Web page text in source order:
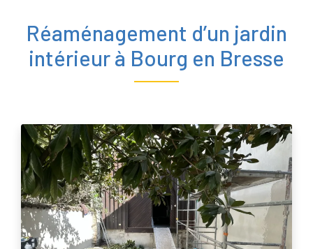
Réaménagement d’un jardin
intérieur à Bourg en Bresse